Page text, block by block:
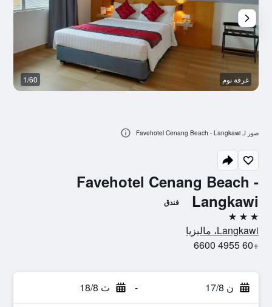
Favehotel Cenang Beach -
Langkawi
فندق
3 نجوم
Langkawi، ماليزيا
+60 4955 6600
ن 17/8 - ث 18/8
غرفة نوم 1/60
صور لـ Favehotel Cenang Beach - Langkawi